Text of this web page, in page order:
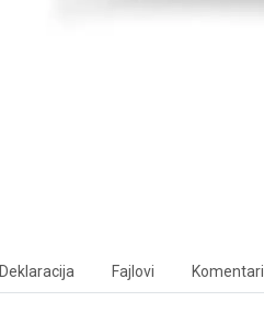
Deklaracija Fajlovi Komentari